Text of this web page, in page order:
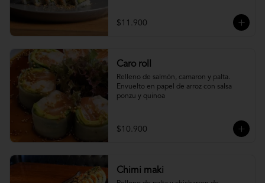
$11.900
Caro roll
Relleno de salmón, camaron y palta.
Envuelto en papel de arroz con salsa
ponzu y quinoa
$10.900
Chimi maki